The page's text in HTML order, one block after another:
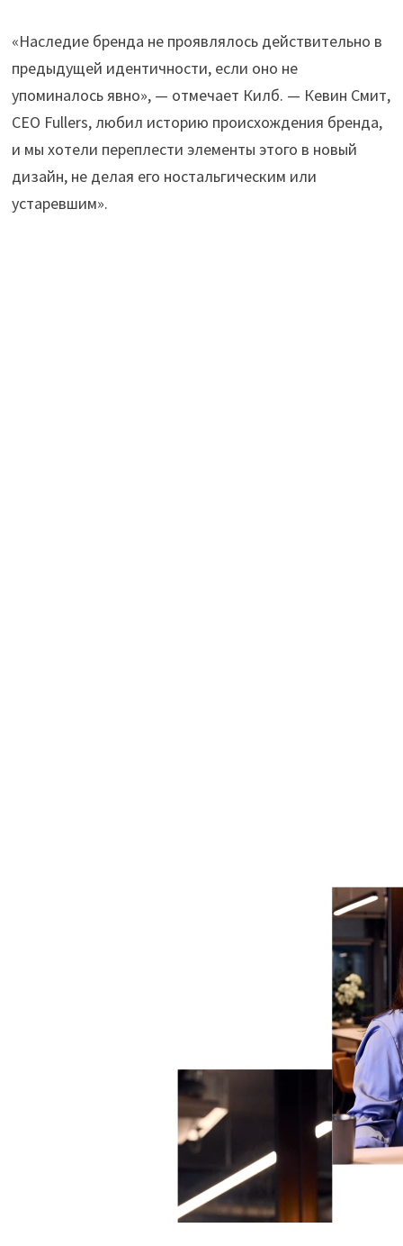
«Наследие бренда не проявлялось действительно в
предыдущей идентичности, если оно не
упоминалось явно», — отмечает Килб. — Кевин Смит,
CEO Fullers, любил историю происхождения бренда,
и мы хотели переплести элементы этого в новый
дизайн, не делая его ностальгическим или
устаревшим».